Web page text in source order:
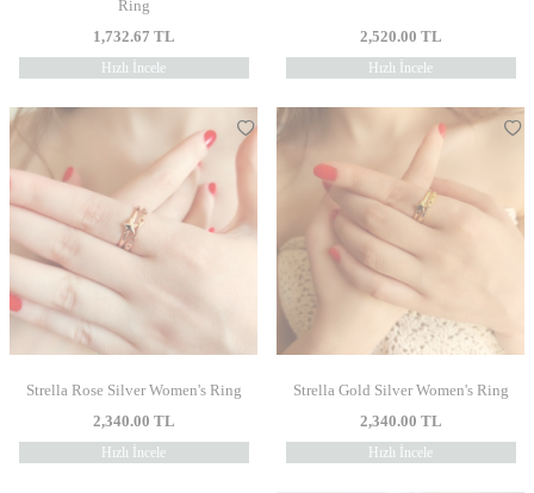
Ring
1,732.67 TL
Hızlı İncele
2,520.00 TL
Hızlı İncele
Strella Rose Silver Women's Ring
2,340.00 TL
Hızlı İncele
Strella Gold Silver Women's Ring
2,340.00 TL
Hızlı İncele